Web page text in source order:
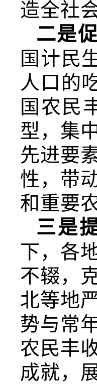
造全社
二是
国计民
人口的
国农民
型，集
先进要
性，带
和重要
三是
下，各
不辍，
北等地
势与常
农民丰
成就，